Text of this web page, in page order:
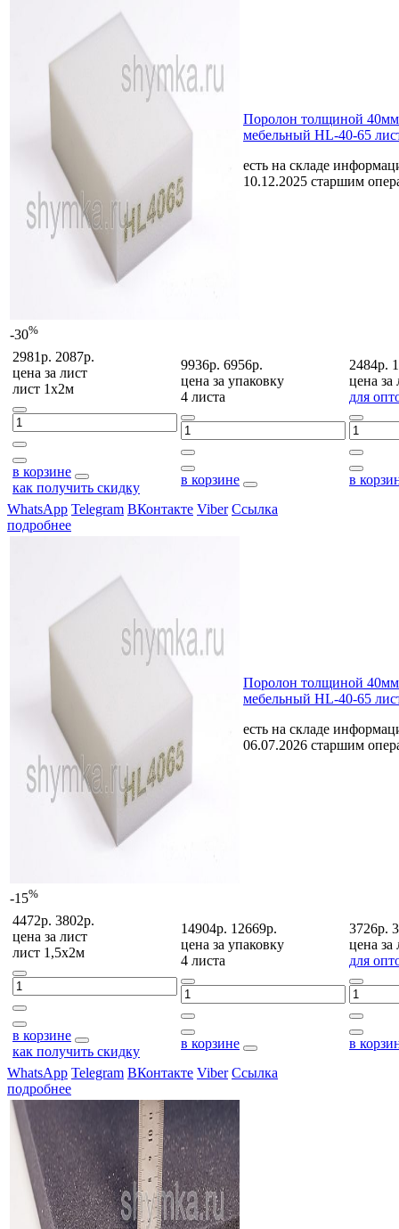
-30%
Поролон толщиной 40мм
мебельный HL-40-65
есть на складе
10.12.2025 старшим
2981р. 2087р.
цена за лист
лист 1х2м
в корзине
как получить скидку
9936р. 6956р.
цена за упаковку
4 листа
в корзине
2484р.
цена за
для
в
WhatsApp Telegram ВКонтакте Viber Ссылка
подробнее
-15%
Поролон толщиной 40мм
мебельный HL-40-65
есть на складе
06.07.2026 старшим
4472р. 3802р.
цена за лист
лист 1,5х2м
в корзине
как получить скидку
14904р. 12669р.
цена за упаковку
4 листа
в корзине
3726р.
цена за
для
в
WhatsApp Telegram ВКонтакте Viber Ссылка
подробнее